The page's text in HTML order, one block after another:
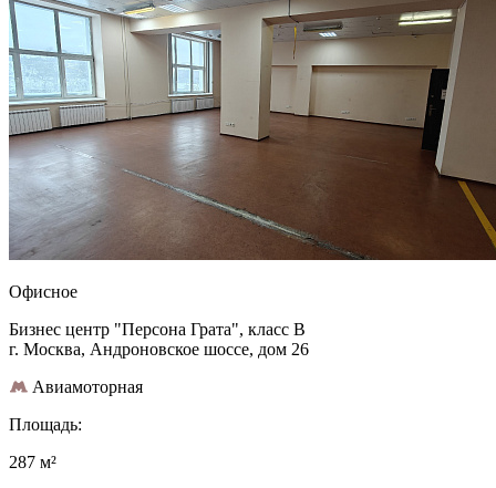
Офисное
Бизнес центр "Персона Грата", класс B
г. Москва, Андроновское шоссе, дом 26
Авиамоторная
Площадь:
287 м²